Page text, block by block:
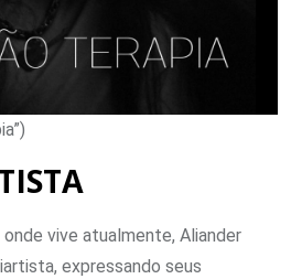
onde vive atualmente, Aliander
expressando seus